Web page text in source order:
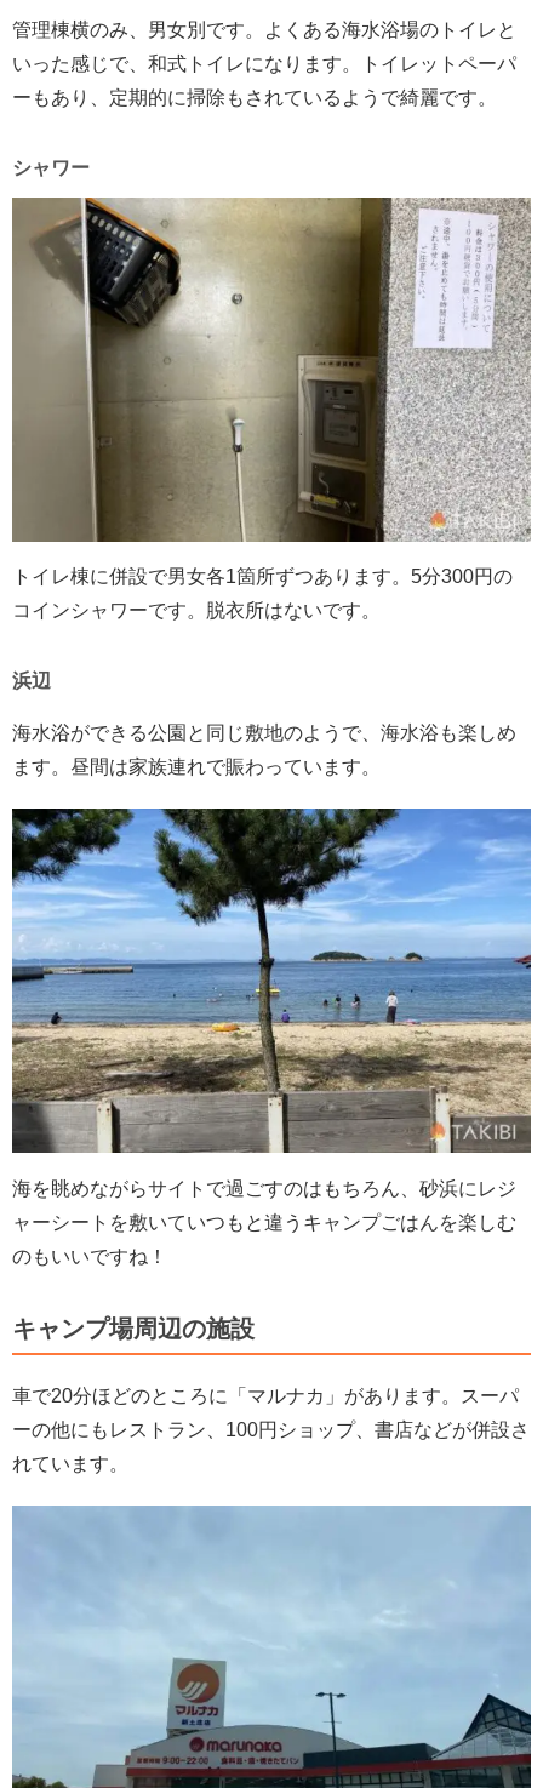
管理棟横のみ、男女別です。よくある海水浴場のトイレと
いった感じで、和式トイレになります。トイレットペーパ
ーもあり、定期的に掃除もされているようで綺麗です。
シャワー
トイレ棟に併設で男女各1箇所ずつあります。5分300円の
コインシャワーです。脱衣所はないです。
浜辺
海水浴ができる公園と同じ敷地のようで、海水浴も楽しめ
ます。昼間は家族連れで賑わっています。
海を眺めながらサイトで過ごすのはもちろん、砂浜にレジ
ャーシートを敷いていつもと違うキャンプごはんを楽しむ
のもいいですね！
キャンプ場周辺の施設
車で20分ほどのところに「マルナカ」があります。スーパ
ーの他にもレストラン、100円ショップ、書店などが併設さ
れています。